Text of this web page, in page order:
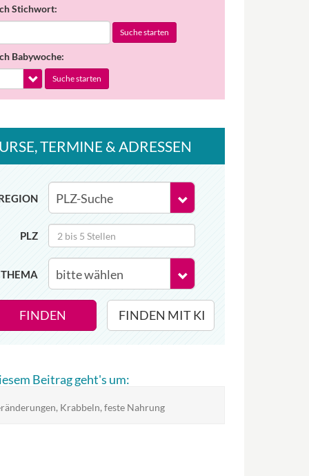
Stichwort:
Suche starten
Babywoche:
Suche starten
, TERMINE & ADRESSEN
PLZ
THEMA
FINDEN FINDEN MIT KI
Beitrag geht's um:
Krabbeln, feste Nahrung